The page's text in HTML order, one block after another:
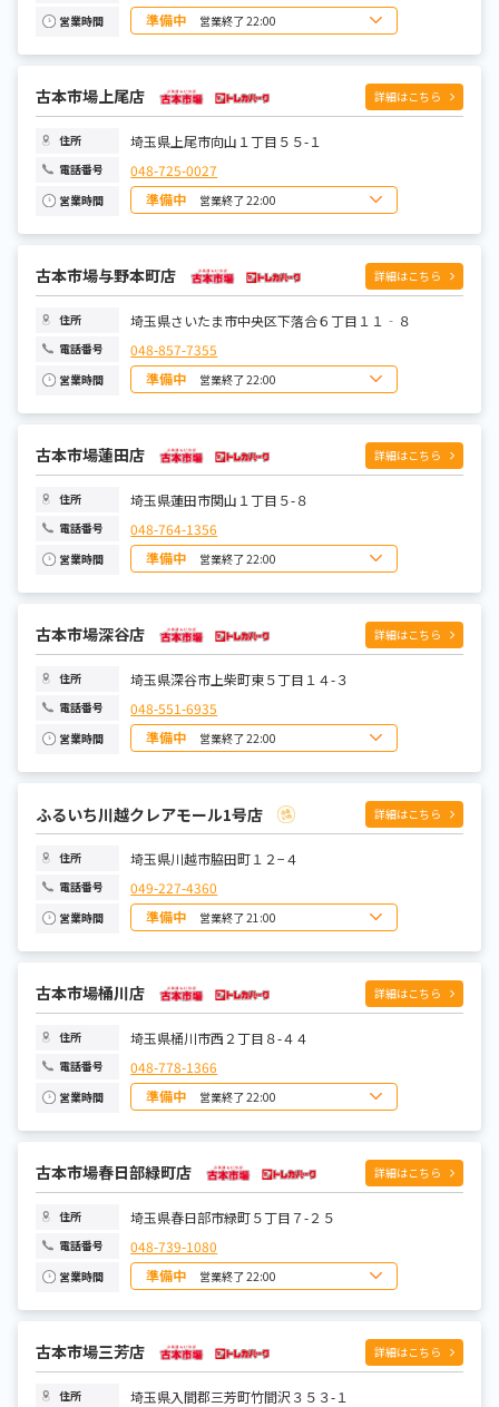
営業時間 準備中 営業終了 22:00
日曜日 10:00~22:00
月曜日
水曜日
木曜日
金曜日
土曜日 10:00~22:00
古本市場上尾店 詳細はこちら
住所 埼玉県上尾市向山１丁目５５-１
電話番号 048-725-0027
営業時間 準備中 営業終了 22:00
日曜日 10:00~22:00
月曜日
水曜日 10:00~22:00
木曜日 10:00~22:00
金曜日
土曜日 10:00~22:00
古本市場与野本町店 詳細はこちら
住所 埼玉県さいたま市中央区下落合６丁目１１‐８
電話番号 048-857-7355
営業時間 準備中 営業終了 22:00
日曜日 10:00~22:00
月曜日
水曜日
木曜日
金曜日
土曜日 10:00~22:00
古本市場蓮田店 詳細はこちら
住所 埼玉県蓮田市関山１丁目５-８
電話番号 048-764-1356
営業時間 準備中 営業終了 22:00
日曜日 10:00~22:00
月曜日
水曜日
木曜日
金曜日
土曜日 10:00~22:00
古本市場深谷店 詳細はこちら
住所 埼玉県深谷市上柴町東５丁目１４-３
電話番号 048-551-6935
営業時間 準備中 営業終了 22:00
日曜日 10:00~22:00
月曜日
水曜日 10:00~22:00
木曜日 10:00~22:00
金曜日
土曜日 10:00~22:00
ふるいち川越クレアモール1号店 詳細はこちら
住所 埼玉県川越市脇田町１２−４
電話番号 049-227-4360
営業時間 準備中 営業終了 21:00
日曜日 10:00~21:00
月曜日
水曜日
木曜日
金曜日
土曜日 10:00~21:00
古本市場桶川店 詳細はこちら
住所 埼玉県桶川市西２丁目８-４４
電話番号 048-778-1366
営業時間 準備中 営業終了 22:00
日曜日 10:00~22:00
月曜日
水曜日 10:00~22:00
木曜日 10:00~22:00
金曜日
土曜日 10:00~22:00
古本市場春日部緑町店 詳細はこちら
住所 埼玉県春日部市緑町５丁目７-２５
電話番号 048-739-1080
営業時間 準備中 営業終了 22:00
日曜日 10:00~22:00
月曜日
水曜日
木曜日
金曜日
土曜日 10:00~22:00
古本市場三芳店 詳細はこちら
住所 埼玉県入間郡三芳町竹間沢３５３-１